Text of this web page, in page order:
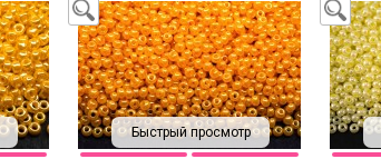
Быстрый просмотр